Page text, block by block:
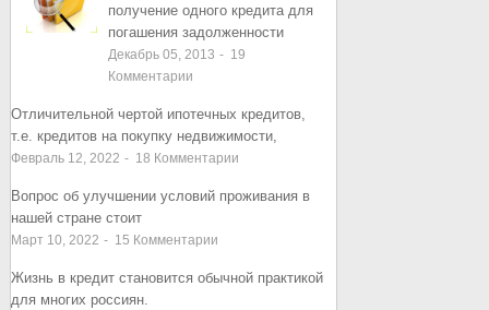
получение одного кредита для
погашения задолженности
Декабрь 05, 2013 - 19
Комментарии
Отличительной чертой ипотечных кредитов,
т.е. кредитов на покупку недвижимости,
Февраль 12, 2022 - 18 Комментарии
Вопрос об улучшении условий проживания в
нашей стране стоит
Март 10, 2022 - 15 Комментарии
Жизнь в кредит становится обычной практикой
для многих россиян.